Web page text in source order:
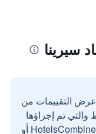
سيرينا
التقييمات من
تم إجراؤها
بواسطة مستخدمين حقيقيين مع HotelsCombined أو